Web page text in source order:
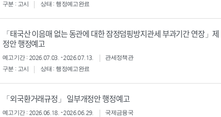
구분 : 고시
상태 : 행정예고완료
「태국산 이음매 없는 동관에 대한 잠정덤핑방지관세 부과기간 연장」제
정안 행정예고
예고기간 : 2026.07.03. - 2026.07.13.
관세정책관
구분 : 고시
상태 : 행정예고완료
「외국환거래규정」 일부개정안 행정예고
예고기간 : 2026.06.18. - 2026.06.29.
국제금융국